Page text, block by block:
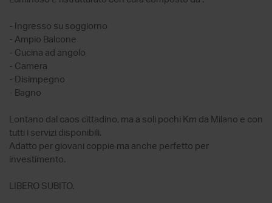
- Ingresso su soggiorno
- Ampio Balcone
- Cucina ad angolo
- Camera
- Disimpegno
- Bagno
Lontano dal caos cittadino, ma a soli pochi Km da Milano e con
tutti i servizi disponibili.
Adatto per giovani coppie ma anche perfetto per
investimento.
LIBERO SUBITO.